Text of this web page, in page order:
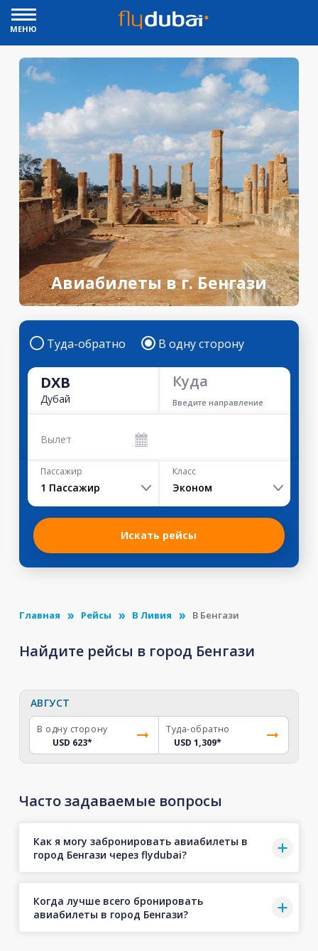
МЕНЮ
Авиабилеты в г. Бенгази
Туда-обратно В одну сторону
DXB
Дубай
Куда
Введите направление
Вылет
Пассажир
1 Пассажир
Класс
Эконом
Искать рейсы
Главная Рейсы В Ливия В Бенгази
Найдите рейсы в город Бенгази
АВГУСТ
В одну сторону
USD 623*
Туда-обратно
USD 1,309*
Часто задаваемые вопросы
Как я могу забронировать авиабилеты в
город Бенгази через flydubai?
Когда лучше всего бронировать
авиабилеты в город Бенгази?